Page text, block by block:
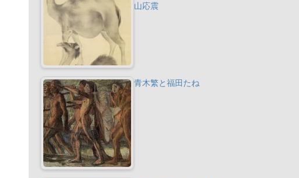
山応震
青木繁と福田たね